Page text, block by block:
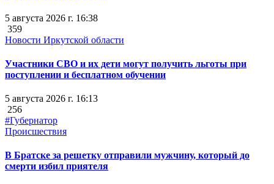
5 августа 2026 г. 16:38
359
Новости Иркутской области
Участники СВО и их дети могут получить льготы при
поступлении и бесплатном обучении
5 августа 2026 г. 16:13
256
#Губернатор
Происшествия
В Братске за решетку отправили мужчину, который до
смерти избил приятеля